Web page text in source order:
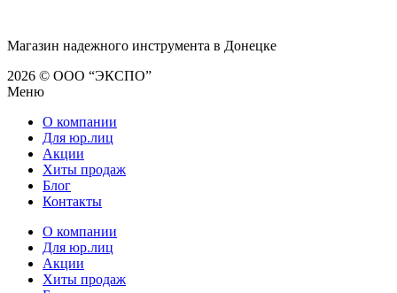
Магазин надежного инструмента в Донецке
2026 © ООО “ЭКСПО”
Меню
О компании
Для юр.лиц
Акции
Хиты продаж
Блог
Контакты
О компании
Для юр.лиц
Акции
Хиты продаж